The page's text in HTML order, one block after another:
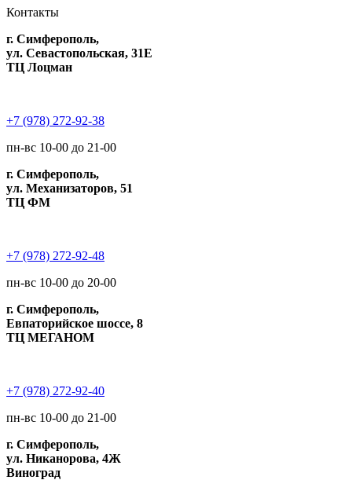
Контакты
г. Симферополь,
ул. Севастопольская, 31Е
ТЦ Лоцман
+7 (978) 272-92-38
пн-вс 10-00 до 21-00
г. Симферополь,
ул. Механизаторов, 51
ТЦ ФМ
+7 (978) 272-92-48
пн-вс 10-00 до 20-00
г. Симферополь,
Евпаторийское шоссе, 8
ТЦ МЕГАНОМ
+7 (978) 272-92-40
пн-вс 10-00 до 21-00
г. Симферополь,
ул. Никанорова, 4Ж
Виноград